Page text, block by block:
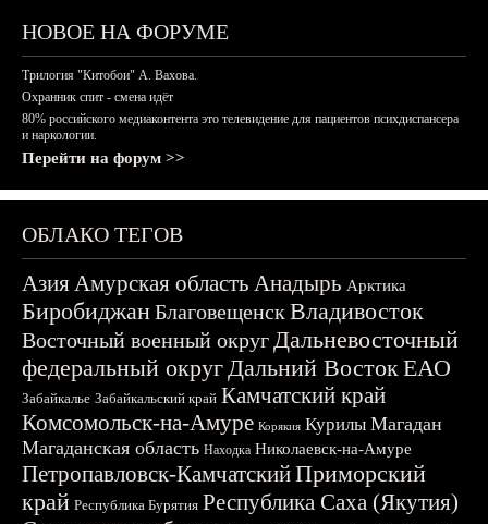
НОВОЕ НА ФОРУМЕ
Трилогия "Китобои" А. Вахова.
Охранник спит - смена идёт
80% российского медиаконтента это телевидение для пациентов психдиспансера
и наркологии.
Перейти на форум >>
ОБЛАКО ТЕГОВ
АзияАмурская область Анадырь Арктика
БиробиджанБлаговещенскВладивосток
Восточный военный округДальневосточный
федеральный округДальний ВостокЕАО
Забайкалье Забайкальский край Камчатский край
Комсомольск-на-Амуре Корякия Курилы Магадан
Магаданская область Находка Николаевск-на-Амуре
Петропавловск-КамчатскийПриморский
край Республика Бурятия Республика Саха (Якутия)